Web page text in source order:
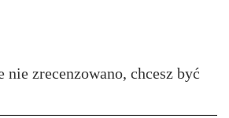
nie zrecenzowano, chcesz być